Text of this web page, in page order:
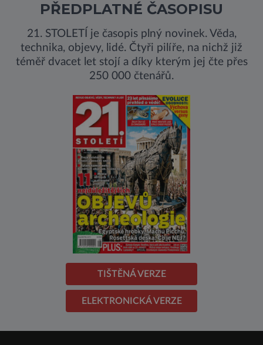
PŘEDPLATNÉ ČASOPISU
21. STOLETÍ je časopis plný novinek. Věda,
technika, objevy, lidé. Čtyři pilíře, na nichž již
téměř dvacet let stojí a díky kterým jej čte přes
250 000 čtenářů.
TIŠTĚNÁ VERZE
ELEKTRONICKÁ VERZE